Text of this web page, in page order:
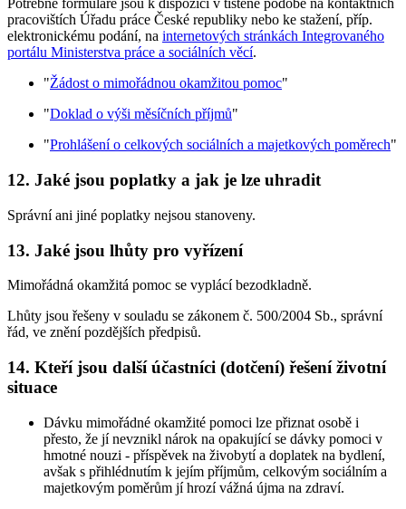
Potřebné formuláře jsou k dispozici v tištěné podobě na kontaktních
pracovištích Úřadu práce České republiky nebo ke stažení, příp.
elektronickému podání, na internetových stránkách Integrovaného
portálu Ministerstva práce a sociálních věcí.
"Žádost o mimořádnou okamžitou pomoc"
"Doklad o výši měsíčních příjmů"
"Prohlášení o celkových sociálních a majetkových poměrech"
12. Jaké jsou poplatky a jak je lze uhradit
Správní ani jiné poplatky nejsou stanoveny.
13. Jaké jsou lhůty pro vyřízení
Mimořádná okamžitá pomoc se vyplácí bezodkladně.
Lhůty jsou řešeny v souladu se zákonem č. 500/2004 Sb., správní
řád, ve znění pozdějších předpisů.
14. Kteří jsou další účastníci (dotčení) řešení životní
situace
Dávku mimořádné okamžité pomoci lze přiznat osobě i
přesto, že jí nevznikl nárok na opakující se dávky pomoci v
hmotné nouzi - příspěvek na živobytí a doplatek na bydlení,
avšak s přihlédnutím k jejím příjmům, celkovým sociálním a
majetkovým poměrům jí hrozí vážná újma na zdraví.